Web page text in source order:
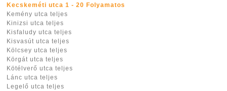
Kecskeméti utca 1 - 20 Folyamatos
Kemény utca teljes
Kinizsi utca teljes
Kisfaludy utca teljes
Kisvasút utca teljes
Kölcsey utca teljes
Körgát utca teljes
Kötélverő utca teljes
Lánc utca teljes
Legelő utca teljes